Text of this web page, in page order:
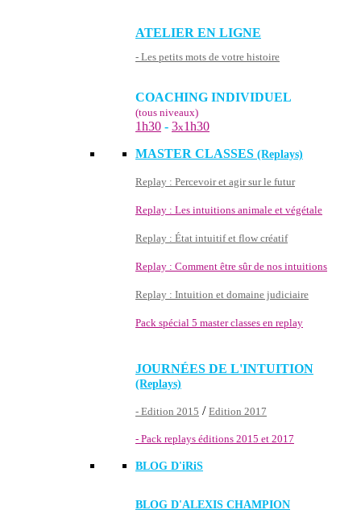
ATELIER EN LIGNE
- Les petits mots de votre histoire
COACHING INDIVIDUEL
(tous niveaux)
1h30 - 3x1h30
MASTER CLASSES (Replays)
Replay : Percevoir et agir sur le futur
Replay : Les intuitions animale et végétale
Replay : État intuitif et flow créatif
Replay : Comment être sûr de nos intuitions
Replay : Intuition et domaine judiciaire
Pack spécial 5 master classes en replay
JOURNÉES DE L'INTUITION
(Replays)
- Edition 2015 / Edition 2017
- Pack replays éditions 2015 et 2017
BLOG D'iRiS
BLOG D'ALEXIS CHAMPION